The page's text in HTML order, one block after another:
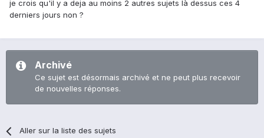
je crois qu'il y a deja au moins 2 autres sujets là dessus ces 4
derniers jours non ?
Archivé
Ce sujet est désormais archivé et ne peut plus recevoir
de nouvelles réponses.
Aller sur la liste des sujets